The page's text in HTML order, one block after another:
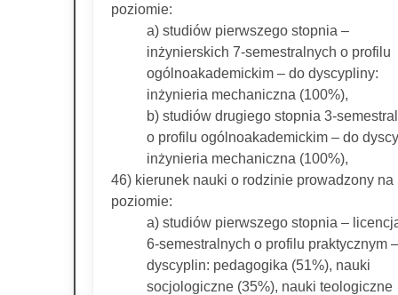
poziomie:
a) studiów pierwszego stopnia –
inżynierskich 7-semestralnych o profilu
ogólnoakademickim – do dyscypliny:
inżynieria mechaniczna (100%),
b) studiów drugiego stopnia 3-
o profilu ogólnoakademickim – do
inżynieria mechaniczna (100%),
46) kierunek nauki o rodzinie prowadzony na
poziomie:
a) studiów pierwszego stopnia –
6-semestralnych o profilu praktycznym
dyscyplin: pedagogika (51%), nauki
socjologiczne (35%), nauki teologiczne